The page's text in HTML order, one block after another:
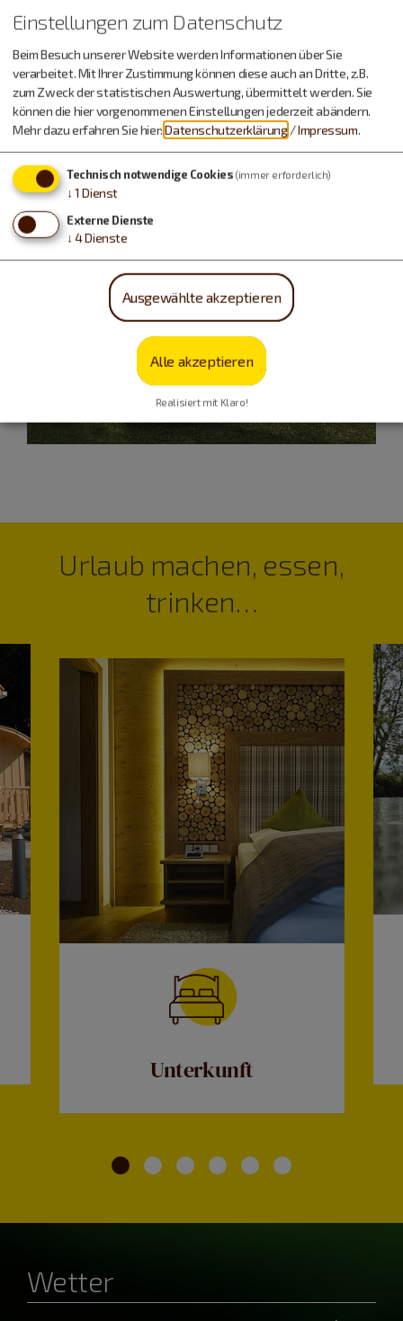
Urlaub machen, essen,
trinken…
Unterkunft
Wetter
Einstellungen zum Datenschutz
Beim Besuch unserer Website werden Informationen über Sie
verarbeitet. Mit Ihrer Zustimmung können diese auch an Dritte, z.B.
zum Zweck der statistischen Auswertung, übermittelt werden. Sie
können die hier vorgenommenen Einstellungen jederzeit abändern.
Mehr dazu erfahren Sie hier:Datenschutzerklärung /Impressum.
Technisch notwendige Cookies (immer erforderlich)
↓ 1 Dienst
Externe Dienste
↓ 4Dienste
Ausgewählte akzeptieren
Alle akzeptieren
Realisiert mit Klaro!